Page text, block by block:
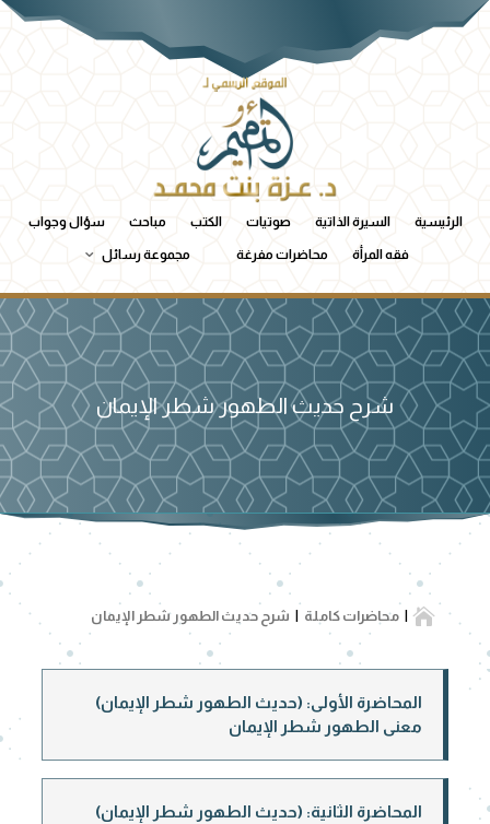
الرئيسية السيرة الذاتية صوتيات الكتب مباحث سؤال وجواب
فقه المرأة محاضرات مفرغة مجموعة رسائل
شرح حديث الطهور شطر الإيمان
 محاضرات كاملة شرح حديث الطهور شطر الإيمان
المحاضرة الأولى: (حديث الطهور شطر الإيمان)
معنى الطهور شطر الإيمان
المحاضرة الثانية: (حديث الطهور شطر الإيمان)